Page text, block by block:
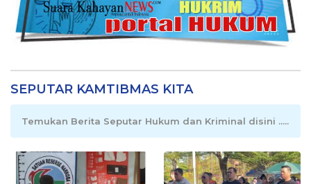
SEPUTAR KAMTIBMAS KITA
Temukan Berita Seputar Hukum dan Kriminal disini .....